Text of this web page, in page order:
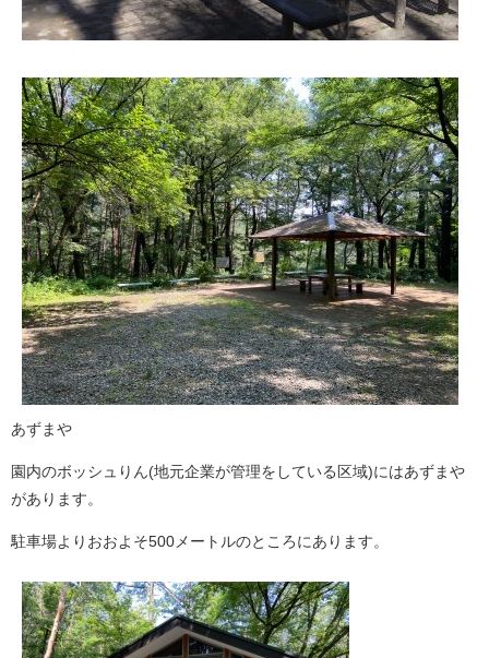
あずまや
園内のボッシュりん(地元企業が管理をしている区域)にはあずまや
があります。
駐車場よりおおよそ500メートルのところにあります。